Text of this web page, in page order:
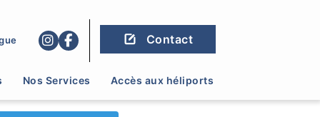
Contact
Nos Services Accès aux héliports